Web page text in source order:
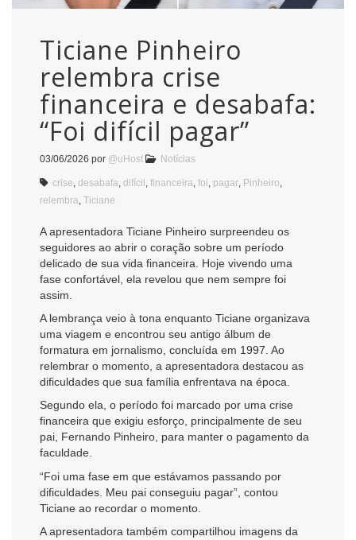
Ticiane Pinheiro
relembra crise
financeira e desabafa:
“Foi difícil pagar”
03/06/2026 por @uHost Notícias
crise desabafa difícil financeira foi pagar Pinheiro
relembra Ticiane
A apresentadora Ticiane Pinheiro surpreendeu os
seguidores ao abrir o coração sobre um período
delicado de sua vida financeira. Hoje vivendo uma
fase confortável, ela revelou que nem sempre foi
assim.
A lembrança veio à tona enquanto Ticiane organizava
uma viagem e encontrou seu antigo álbum de
formatura em jornalismo, concluída em 1997. Ao
relembrar o momento, a apresentadora destacou as
dificuldades que sua família enfrentava na época.
Segundo ela, o período foi marcado por uma crise
financeira que exigiu esforço, principalmente de seu
pai, Fernando Pinheiro, para manter o pagamento da
faculdade.
“Foi uma fase em que estávamos passando por
dificuldades. Meu pai conseguiu pagar”, contou
Ticiane ao recordar o momento.
A apresentadora também compartilhou imagens da